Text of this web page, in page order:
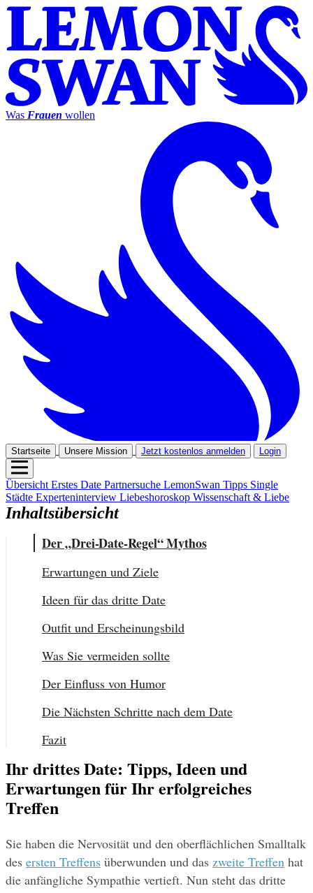
Was Frauen wollen
Startseite Unsere Mission Jetzt kostenlos anmelden Login
ÜbersichtErstes Date Partnersuche LemonSwan Tipps Single
Städte Experteninterview Liebeshoroskop Wissenschaft & Liebe
Inhaltsübersicht
Der „Drei-Date-Regel“ Mythos
Erwartungen und Ziele
Ideen für das dritte Date
Outfit und Erscheinungsbild
Was Sie vermeiden sollte
Der Einfluss von Humor
Die Nächsten Schritte nach dem Date
Fazit
Ihr drittes Date: Tipps, Ideen und
Erwartungen für Ihr erfolgreiches
Treffen
Sie haben die Nervosität und den oberflächlichen Smalltalk
des ersten Treffens überwunden und das zweite Treffen hat
die anfängliche Sympathie vertieft. Nun steht das dritte